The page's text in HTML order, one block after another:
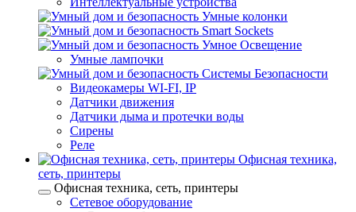
Умные колонки
Smart Sockets
Умное Освещение
Умные лампочки
Системы Безопасности
Видеокамеры WI-FI, IP
Датчики движения
Датчики дыма и протечки воды
Сирены
Реле
Офисная техника,
cеть, принтеры
Офисная техника, cеть, принтеры
Сетевое оборудование